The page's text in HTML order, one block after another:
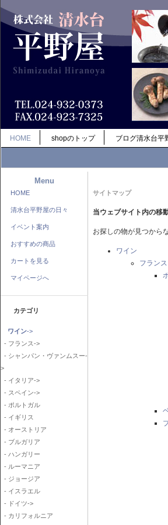
HOME shopのトップ ブログ清水台平
Menu
HOME
清水台平野屋の日々
イベント案内
おすすめの商品
カートを見る
マイページへ
カテゴリ
ワイン->
- フランス->
- シャンパン・ヴァンムスー-
>
- イタリア->
- スペイン->
- ポルトガル
- イギリス
- オーストリア
- ブルガリア
- ハンガリー
- ルーマニア
- ジョージア
- イスラエル
- ドイツ->
- カリフォルニア
サイトマップ
当ウェブサイト内の移
お探しの物が見つから
ワイン
フランス